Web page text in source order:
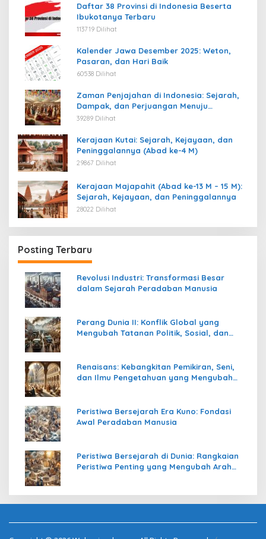
Daftar 38 Provinsi di Indonesia Beserta
Ibukotanya Terbaru
113719 Dilihat
Kalender Jawa Desember 2025: Weton,
Pasaran, dan Hari Baik
60538 Dilihat
Zaman Penjajahan di Indonesia: Sejarah,
Dampak, dan Perjuangan Menuju
Kemerdekaan
39289 Dilihat
Kerajaan Kutai: Sejarah, Kejayaan, dan
Peninggalannya (Abad ke-4 M)
29867 Dilihat
Kerajaan Majapahit (Abad ke-13 M – 15 M):
Sejarah, Kejayaan, dan Peninggalannya
28022 Dilihat
Posting Terbaru
Revolusi Industri: Transformasi Besar
dalam Sejarah Peradaban Manusia
Perang Dunia II: Konflik Global yang
Mengubah Tatanan Politik, Sosial, dan
Renaisans: Kebangkitan Pemikiran, Seni,
dan Ilmu Pengetahuan yang Mengubah
Peristiwa Bersejarah Era Kuno: Fondasi
Awal Peradaban Manusia
Peristiwa Bersejarah di Dunia: Rangkaian
Peristiwa Penting yang Mengubah Arah